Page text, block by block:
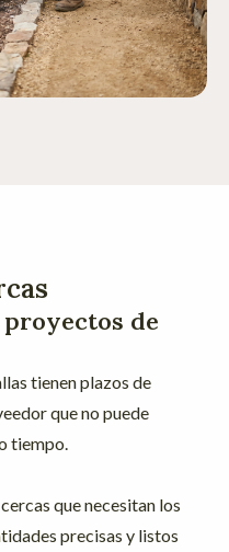
de
tienen plazos de
que no puede
tiempo.
que necesitan los
precisas y listos